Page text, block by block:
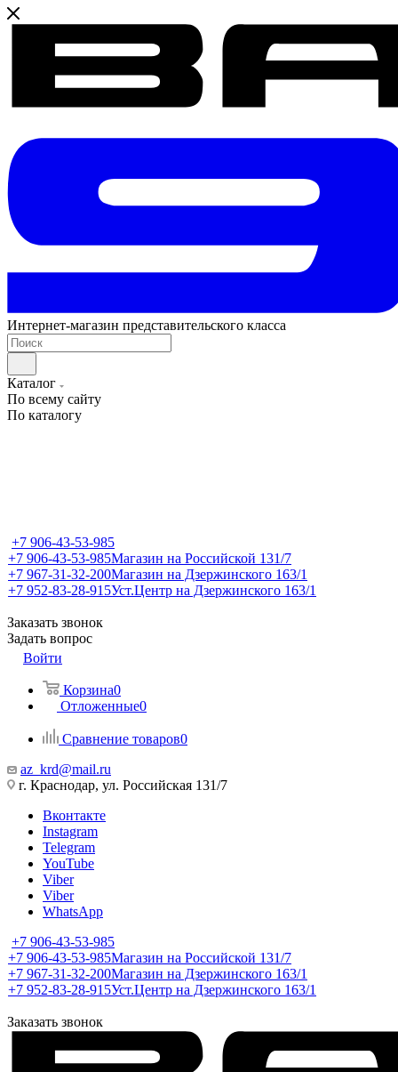
Интернет-магазин представительского класса
Каталог
По всему сайту
По каталогу
+7 906-43-53-985
+7 906-43-53-985Магазин на Российской 131/7
+7 967-31-32-200Магазин на Дзержинского 163/1
+7 952-83-28-915Уст.Центр на Дзержинского 163/1
Заказать звонок
Задать вопрос
Войти
Корзина0
Отложенные0
Сравнение товаров0
az_krd@mail.ru
г. Краснодар, ул. Российская 131/7
Вконтакте
Instagram
Telegram
YouTube
Viber
Viber
WhatsApp
+7 906-43-53-985
+7 906-43-53-985Магазин на Российской 131/7
+7 967-31-32-200Магазин на Дзержинского 163/1
+7 952-83-28-915Уст.Центр на Дзержинского 163/1
Заказать звонок